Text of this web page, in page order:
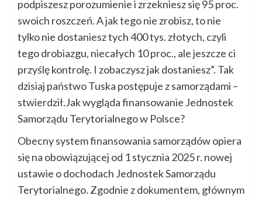
podpiszesz porozumienie i zrzekniesz się 95 proc.
swoich roszczeń. A jak tego nie zrobisz, to nie
tylko nie dostaniesz tych 400 tys. złotych, czyli
tego drobiazgu, niecałych 10 proc., ale jeszcze ci
przyślę kontrolę. I zobaczysz jak dostaniesz”. Tak
dzisiaj państwo Tuska postępuje z samorządami –
stwierdził.Jak wygląda finansowanie Jednostek
Samorządu Terytorialnego w Polsce?
Obecny system finansowania samorządów opiera
się na obowiązującej od 1 stycznia 2025 r. nowej
ustawie o dochodach Jednostek Samorządu
Terytorialnego. Zgodnie z dokumentem, głównym